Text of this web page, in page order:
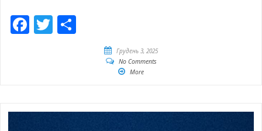
Facebook
Twitter
Грудень 3, 2025
No Comments
More